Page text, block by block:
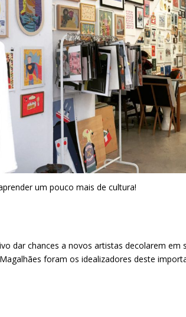
um pouco mais de cultura!
dar chances a novos artistas decolarem em
foram os idealizadores deste